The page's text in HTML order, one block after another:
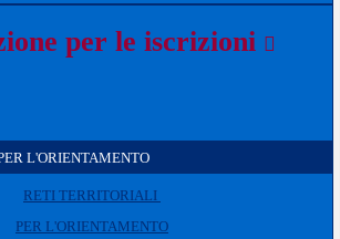
per le iscrizioni
L'ORIENTAMENTO
RETI TERRITORIALI
PER L'ORIENTAMENTO